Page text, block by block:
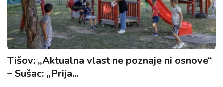
Tišov: „Aktualna vlast ne poznaje ni osnove“
– Sušac: „Prija...